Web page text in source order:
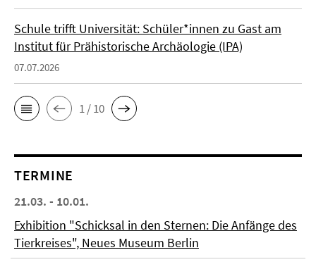
Schule trifft Universität: Schüler*innen zu Gast am
Institut für Prähistorische Archäologie (IPA)
07.07.2026
1 / 10
TERMINE
21.03. - 10.01.
Exhibition "Schicksal in den Sternen: Die Anfänge des
Tierkreises", Neues Museum Berlin